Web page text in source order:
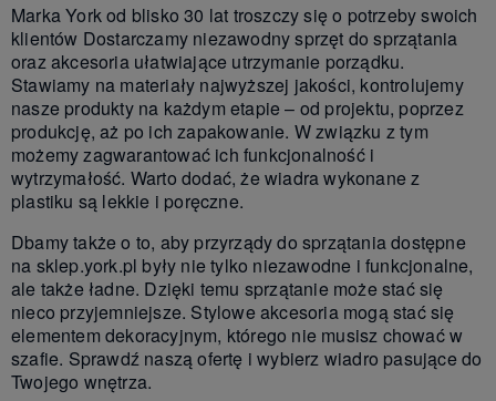
Marka York od blisko 30 lat troszczy się o potrzeby swoich
klientów Dostarczamy niezawodny sprzęt do sprzątania
oraz akcesoria ułatwiające utrzymanie porządku.
Stawiamy na materiały najwyższej jakości, kontrolujemy
nasze produkty na każdym etapie – od projektu, poprzez
produkcję, aż po ich zapakowanie. W związku z tym
możemy zagwarantować ich funkcjonalność i
wytrzymałość. Warto dodać, że wiadra wykonane z
plastiku są lekkie i poręczne.
Dbamy także o to, aby przyrządy do sprzątania dostępne
na sklep.york.pl były nie tylko niezawodne i funkcjonalne,
ale także ładne. Dzięki temu sprzątanie może stać się
nieco przyjemniejsze. Stylowe akcesoria mogą stać się
elementem dekoracyjnym, którego nie musisz chować w
szafie. Sprawdź naszą ofertę i wybierz wiadro pasujące do
Twojego wnętrza.